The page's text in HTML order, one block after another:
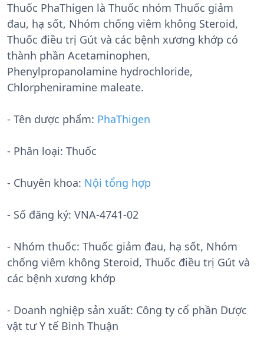
Thuốc PhaThigen là Thuốc nhóm Thuốc giảm
đau, hạ sốt, Nhóm chống viêm không Steroid,
Thuốc điều trị Gút và các bệnh xương khớp có
thành phần Acetaminophen,
Phenylpropanolamine hydrochloride,
Chlorpheniramine maleate.
- Tên dược phẩm: PhaThigen
- Phân loại: Thuốc
- Chuyên khoa: Nội tổng hợp
- Số đăng ký: VNA-4741-02
- Nhóm thuốc: Thuốc giảm đau, hạ sốt, Nhóm
chống viêm không Steroid, Thuốc điều trị Gút và
các bệnh xương khớp
- Doanh nghiệp sản xuất: Công ty cổ phần Dược
vật tư Y tế Bình Thuận